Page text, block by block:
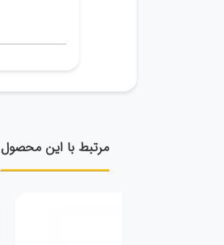
مرتبط با این محصول